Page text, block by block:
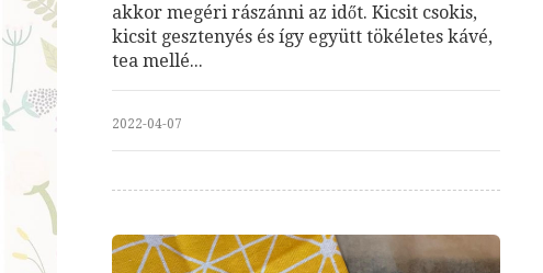
akkor megéri rászánni az időt. Kicsit csokis,
kicsit gesztenyés és így együtt tökéletes kávé,
tea mellé...
2022-04-07